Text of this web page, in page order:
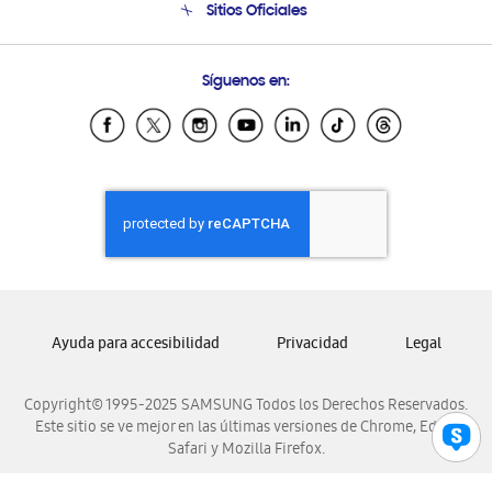
Condiciones de Compra
Soporte vía eMail
Sitios Oficiales
Samsung Ecuador
Samsung El Salvador
Samsung Honduras
Samsung Nicaragua
Samsung Panamá
Samsung Venezuela
Síguenos en:
Copyright© 1995-2025 SAMSUNG Todos los Derechos Reservados.
Este sitio se ve mejor en las últimas versiones de Chrome, Edge,
Safari y Mozilla Firefox.
Ayuda para accesibilidad Privacidad Legal